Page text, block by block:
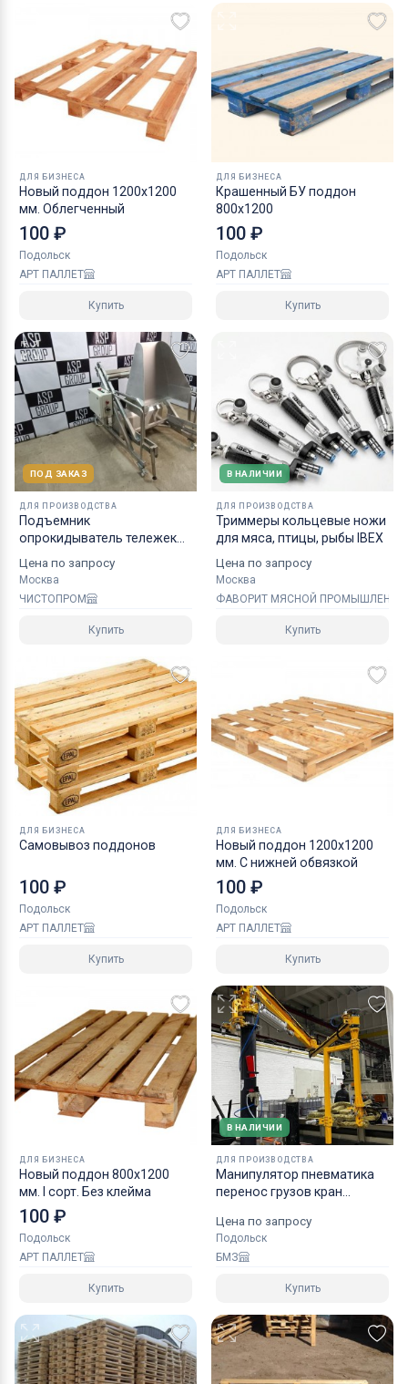
ДЛЯ БИЗНЕСА
Новый поддон 1200х1200
мм. Облегченный
100 ₽
Подольск
АРТ ПАЛЛЕТ
Купить
ДЛЯ БИЗНЕСА
Крашенный БУ поддон
800х1200
100 ₽
Подольск
АРТ ПАЛЛЕТ
Купить
ПОД ЗАКАЗ
ДЛЯ ПРОИЗВОДСТВА
Подъемник
опрокидыватель тележек
Цена по запросу
Москва
ЧИСТОПРОМ
Купить
В НАЛИЧИИ
ДЛЯ ПРОИЗВОДСТВА
Триммеры кольцевые ножи
для мяса, птицы, рыбы IBEX
Цена по запросу
Москва
ФАВОРИТ МЯСНОЙ
Купить
ДЛЯ БИЗНЕСА
Самовывоз поддонов
100 ₽
Подольск
АРТ ПАЛЛЕТ
Купить
ДЛЯ БИЗНЕСА
Новый поддон 1200х1200
мм. C нижней обвязкой
100 ₽
Подольск
АРТ ПАЛЛЕТ
Купить
ДЛЯ БИЗНЕСА
Новый поддон 800х1200
мм. I сорт. Без клейма
100 ₽
Подольск
АРТ ПАЛЛЕТ
Купить
В НАЛИЧИИ
ДЛЯ ПРОИЗВОДСТВА
Манипулятор пневматика
перенос грузов кран
Цена по запросу
Подольск
БМЗ
Купить